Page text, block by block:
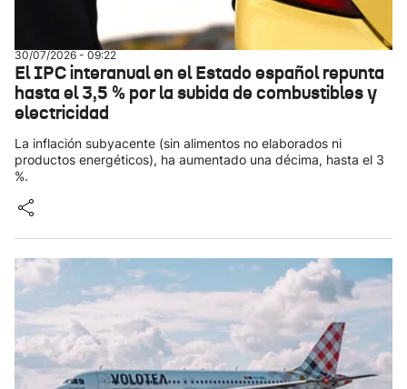
30/07/2026 - 09:22
El IPC interanual en el Estado español repunta
hasta el 3,5 % por la subida de combustibles y
electricidad
La inflación subyacente (sin alimentos no elaborados ni
productos energéticos), ha aumentado una décima, hasta el 3
%.